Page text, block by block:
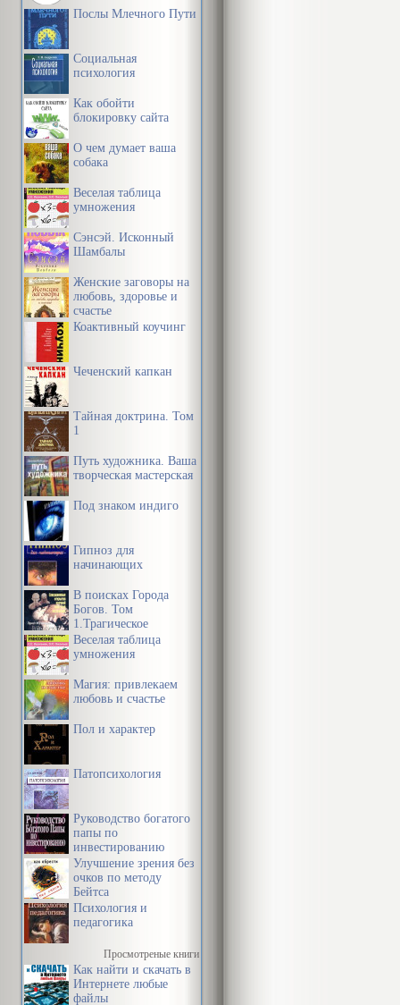
Послы Млечного Пути
Социальная
психология
Как обойти
блокировку сайта
О чем думает ваша
собака
Веселая таблица
умножения
Сэнсэй. Исконный
Шамбалы
Женские заговоры на
любовь, здоровье и
счастье
Коактивный коучинг
Чеченский капкан
Тайная доктрина. Том
1
Путь художника. Ваша
творческая мастерская
Под знаком индиго
Гипноз для
начинающих
В поисках Города
Богов. Том
1.Трагическое
послание древних.
Веселая таблица
умножения
Магия: привлекаем
любовь и счастье
Пол и характер
Патопсихология
Руководство богатого
папы по
инвестированию
Улучшение зрения без
очков по методу
Бейтса
Психология и
педагогика
Просмотреные книги
Как найти и скачать в
Интернете любые
файлы